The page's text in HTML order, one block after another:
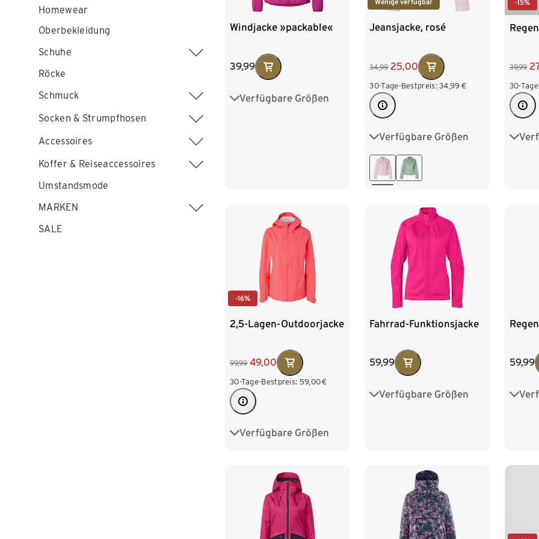
Homewear
Oberbekleidung
Schuhe
Röcke
Schmuck
Socken & Strumpfhosen
Accessoires
Koffer & Reiseaccessoires
Umstandsmode
MARKEN
SALE
Windjacke »packable«
39,99
Verfügbare Größen
34 36 38 40
Wenige verfügbar
Jeansjacke, rosé
34,99 25,00
30-Tage-Bestpreis: 34,99 €
Verfügbare Größen
36 38 40 42
44 46
-15%
39,99
30-
S/M
-16%
2,5-Lagen-Outdoorjacke
99,99 49,00
30-Tage-Bestpreis: 59,00€
Verfügbare Größen
34 36 38 40
Fahrrad-Funktionsjacke
59,99
Verfügbare Größen
34 36 38 40
59,99
34